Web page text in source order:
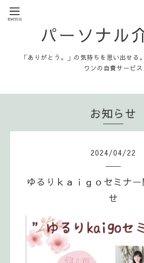
パーソナル
「ありがとう。」の気持ちを思い出せる
ワンの自費サービス
お知らせ
2024/04/22
ゆるりｋａｉｇｏセミナ
せ